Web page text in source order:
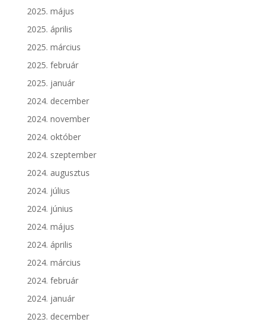
2025. május
2025. április
2025. március
2025. február
2025. január
2024. december
2024. november
2024. október
2024. szeptember
2024. augusztus
2024. július
2024. június
2024. május
2024. április
2024. március
2024. február
2024. január
2023. december